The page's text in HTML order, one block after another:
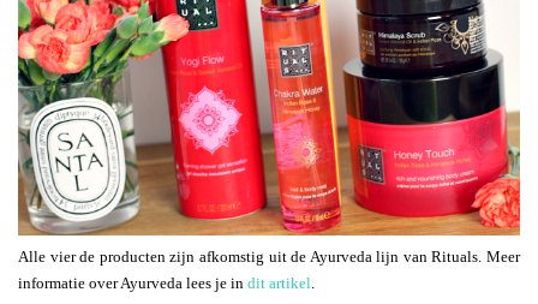
Alle vier de producten zijn afkomstig uit de Ayurveda lijn van Rituals. Meer
informatie over Ayurveda lees je in dit artikel